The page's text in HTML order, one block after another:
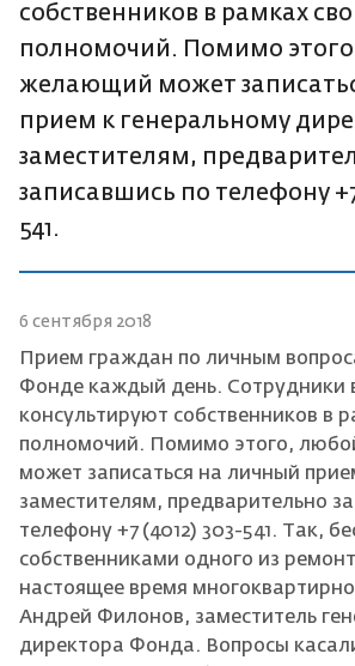
собственников в рамках
полномочий. Помимо
желающий может
прием к генеральному
заместителям,
записавшись по телефону
541.
6 сентября 2018
Прием граждан по личным
Фонде каждый день. Сотрудники
консультируют собственников в
полномочий. Помимо этого,
может записаться на личный
заместителям, предварительно
телефону +7 (4012) 303-541. Так,
собственниками одного из
настоящее время
Андрей Филонов, заместитель
директора Фонда. Вопросы